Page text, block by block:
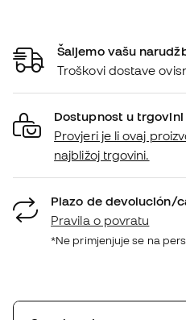
Šaljemo vašu
Troškovi dostave
Dostupnost u trgovini
Provjeri je li ovaj
najbližoj trgovini.
Plazo de devolución/
Pravila o povratu
*Ne primjenjuje se na